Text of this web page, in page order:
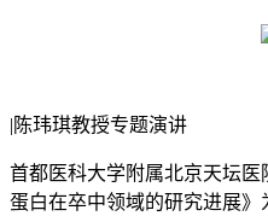
|陈玮琪教授专题演讲
首都医科大学附属北京天坛
蛋白在卒中领域的研究进展